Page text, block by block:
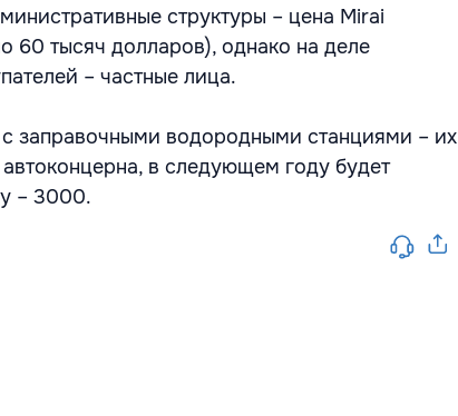
структуры – цена Mirai
60 тысяч долларов), однако на деле
– частные лица.
заправочными водородными станциями – их
в следующем году будет
– 3000.